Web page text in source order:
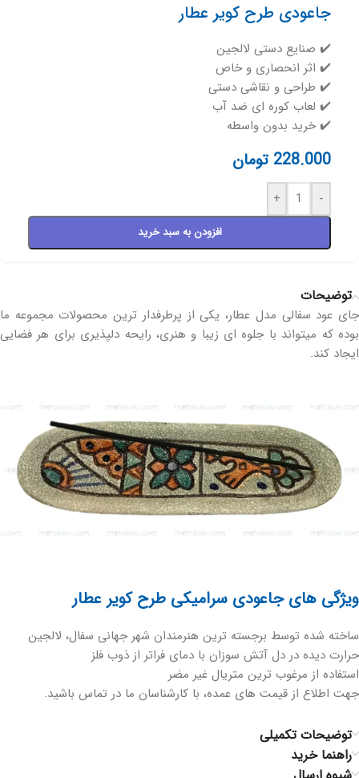
جاعودی طرح کویر عطار
✔️ صنایع دستی لالجین
✔️ اثر انحصاری و خاص
✔️ طراحی و نقاشی دستی
✔️ لعاب کوره ای ضد آب
✔️ خرید بدون واسطه
228.000 تومان
-
+
افزودن به سبد خرید
توضیحات
جای عود سفالی مدل عطار، یکی از پرطرفدار ترین محصولات مجموعه ما
بوده که میتواند با جلوه ای زیبا و هنری، رایحه دلپذیری برای هر فضایی
ایجاد کند.
ویژگی های جاعودی سرامیکی طرح کویر عطار
ساخته شده توسط برجسته ترین هنرمندان شهر جهانی سفال، لالجین
حرارت دیده در دل آتش سوزان با دمای فراتر از ذوب فلز
استفاده از مرغوب ترین متریال غیر مضر
جهت اطلاع از قیمت های عمده، با کارشناسان ما در تماس باشید.
توضیحات تکمیلی
راهنما خرید